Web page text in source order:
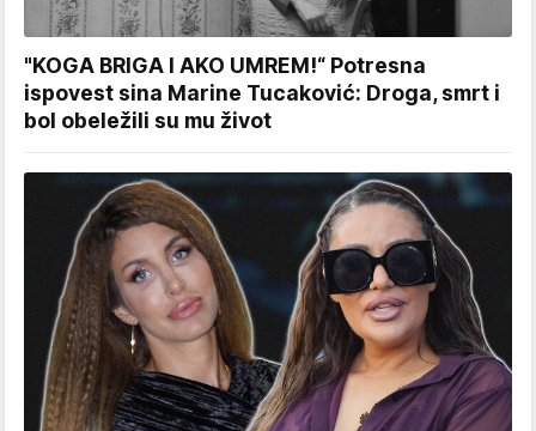
"KOGA BRIGA I AKO UMREM!“ Potresna
ispovest sina Marine Tucaković: Droga, smrt i
bol obeležili su mu život